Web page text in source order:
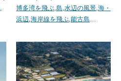
,
博多湾を飛ぶ,島,水辺の風景,海・
浜辺,海岸線を飛ぶ,能古島…